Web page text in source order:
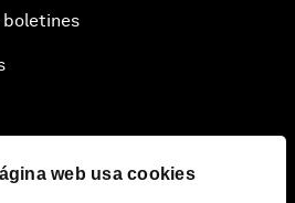
web usa cookies
boletines